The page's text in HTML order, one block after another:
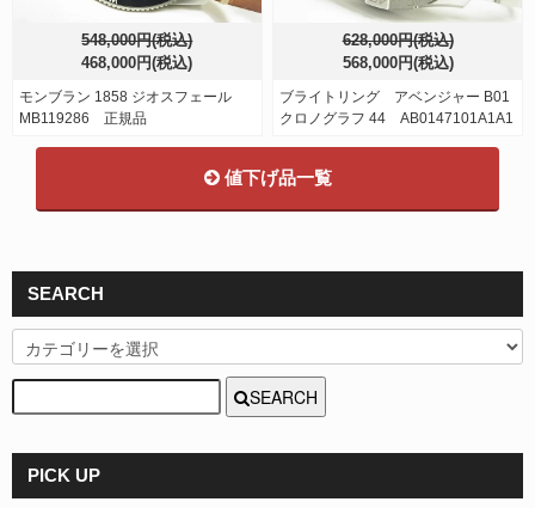
548,000円(税込)
468,000円(税込)
モンブラン 1858 ジオスフェール
MB119286 正規品
628,000円(税込)
568,000円(税込)
ブライトリング アベンジャー B01
クロノグラフ 44 AB0147101A1A1
値下げ品一覧
SEARCH
SEARCH
PICK UP